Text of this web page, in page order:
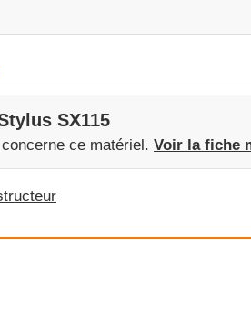
SX115
ce matériel. Voir la fiche